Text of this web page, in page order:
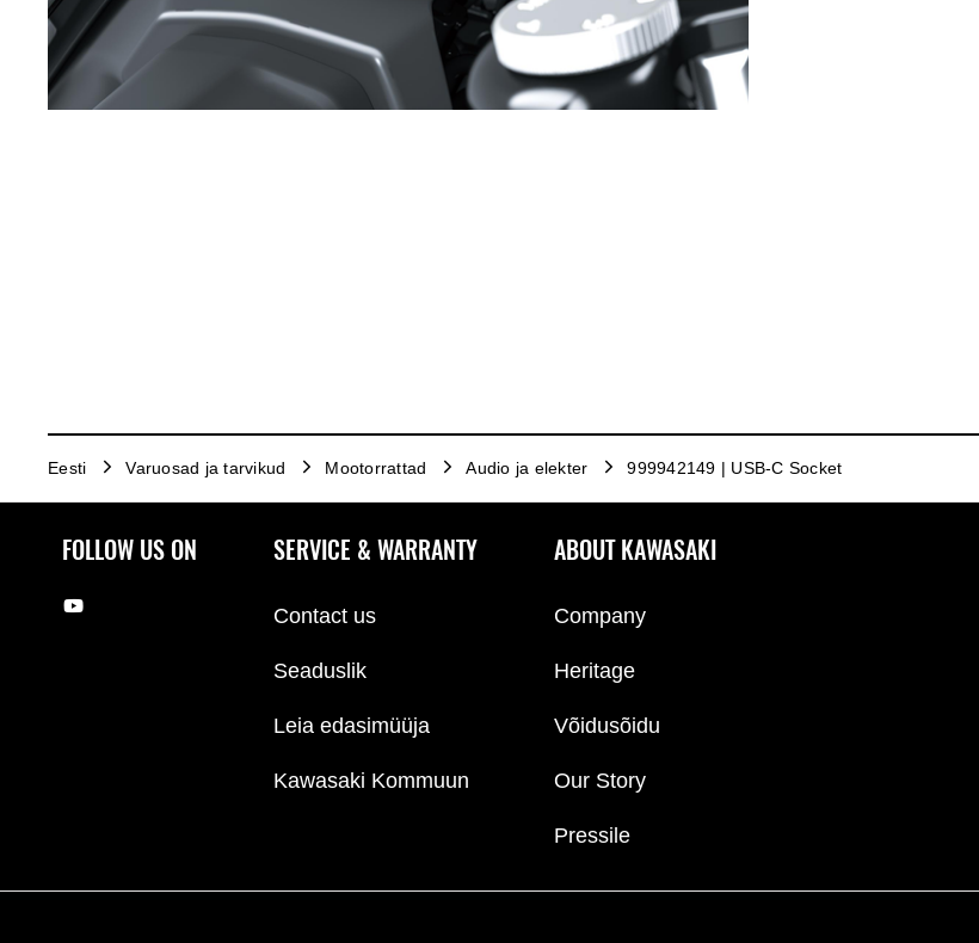
Eesti Varuosad ja tarvikud Mootorrattad Audio ja elekter 999942149 | USB-C Socket
FOLLOW US ON SERVICE & WARRANTY
Contact us
Seaduslik
Leia edasimüüja
Kawasaki Kommuun
ABOUT KAWASAKI
Company
Heritage
Võidusõidu
Our Story
Pressile